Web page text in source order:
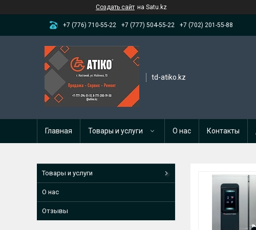
Создать сайт на Satu.kz
+7 (776) 710-55-22 +7 (777) 504-55-22 +7 (702) 201-55-88
td-atiko.kz
Главная Товары и услуги О нас Контакты
Товары и услуги
О нас
Отзывы